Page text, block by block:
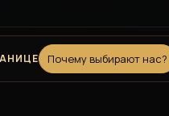
Почему выбирают нас?